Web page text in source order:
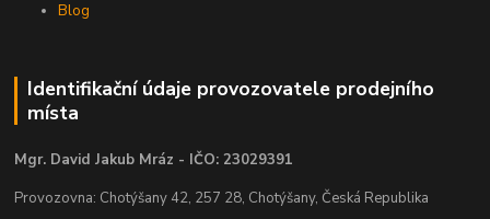
Blog
Identifikační údaje provozovatele prodejního
místa
Mgr. David Jakub Mráz - IČO: 23029391
Provozovna: Chotýšany 42, 257 28, Chotýšany, Česká Republika